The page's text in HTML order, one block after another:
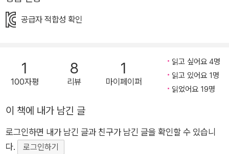
습니다. 그 옛날 브레멘 음악대를 롤모델 삼아서 말이지요. 다행
퍼드덕 춤추는 걸 좋아하고, 말은 다가닥다가각 말굽 소리를 내면
기분이 좋아진다고 하네요. 그런데 사람들이 네 동물의 노래와 춤
데 너희는? 2백 년 전 브레멘 음악대는 도둑들을 몰아내고 외딴
로 ‘잉여’ 취급을 당하는 네 사람과 마주치지요. ‘밴드 브레멘’이
라는 그럴싸한 이름을 달고 있긴 하지만, 그럴싸한 삶과는 어쩐지
공급자 적합성 확인
1
100자평
8
리뷰
1
마이페이퍼
읽고 싶어요 4명
읽고 있어요 1명
읽었어요 19명
이 책에 내가 남긴 글
로그인하면 내가 남긴 글과 친구가 남긴 글을 확인할 수 있습니
다.
로그인하기